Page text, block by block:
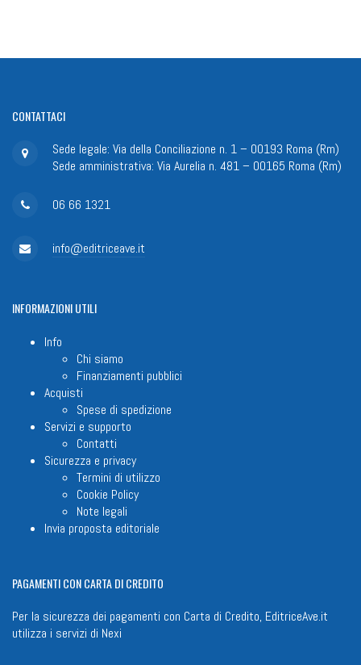
CONTATTACI
Sede legale: Via della Conciliazione n. 1 – 00193 Roma (Rm)
Sede amministrativa: Via Aurelia n. 481 – 00165 Roma (Rm)
06 66 1321
info@editriceave.it
INFORMAZIONIUTILI
Info
Chi siamo
Finanziamenti pubblici
Acquisti
Spese di spedizione
Servizi e supporto
Contatti
Sicurezza e privacy
Termini di utilizzo
Cookie Policy
Note legali
Invia proposta editoriale
PAGAMENTICON CARTA DI CREDITO
Per la sicurezza dei pagamenti con Carta di Credito, EditriceAve.it
utilizza i servizi di Nexi